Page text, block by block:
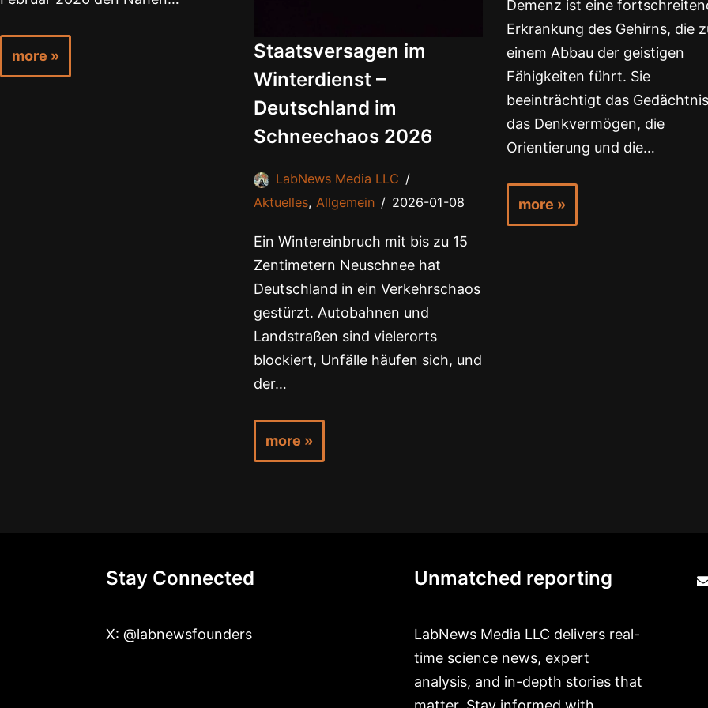
more »
Staatsversagen im
Winterdienst –
Deutschland im
Schneechaos 2026
LabNews Media LLC
Aktuelles, Allgemein 2026-01-08
Ein Wintereinbruch mit bis zu 15
Zentimetern Neuschnee hat
Deutschland in ein Verkehrschaos
gestürzt. Autobahnen und
Landstraßen sind vielerorts
blockiert, Unfälle häufen sich, und
der…
more »
Demenz ist eine
Erkrankung des Gehirns, die
einem Abbau der geistigen
Fähigkeiten führt. Sie
beeinträchtigt das
das Denkvermögen, die
Orientierung und die…
more »
Stay Connected
X: @labnewsfounders
Unmatched reporting
LabNews Media LLC delivers real-
time science news, expert
analysis, and in-depth stories that